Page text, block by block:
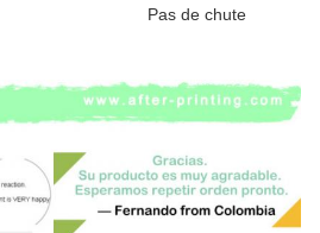
Pas de chute